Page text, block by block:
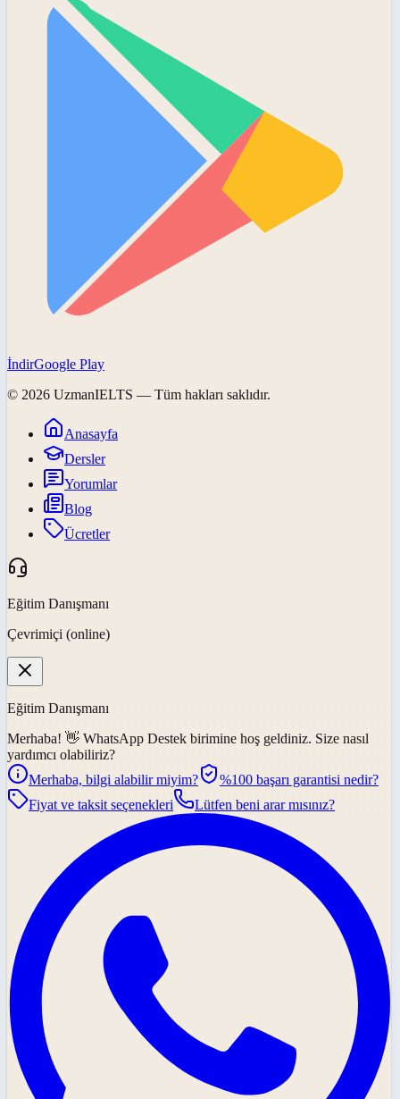
İndirGoogle Play
© 2026 UzmanIELTS — Tüm hakları saklıdır.
Anasayfa
Dersler
Yorumlar
Blog
Ücretler
Eğitim Danışmanı
Çevrimiçi (online)
Eğitim Danışmanı
Merhaba! 👋 WhatsApp Destek birimine hoş geldiniz. Size nasıl
yardımcı olabiliriz?
Merhaba, bilgi alabilir miyim?
%100 başarı garantisi nedir?
Fiyat ve taksit seçenekleri
Lütfen beni arar mısınız?